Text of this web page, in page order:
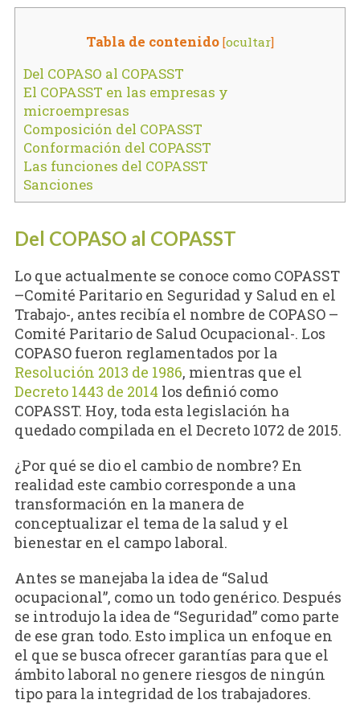
Tabla de contenido [ocultar]
Del COPASO al COPASST
El COPASST en las empresas y
microempresas
Composición del COPASST
Conformación del COPASST
Las funciones del COPASST
Sanciones
Del COPASO al COPASST
Lo que actualmente se conoce como COPASST
–Comité Paritario en Seguridad y Salud en el
Trabajo-, antes recibía el nombre de COPASO –
Comité Paritario de Salud Ocupacional-. Los
COPASO fueron reglamentados por la
Resolución 2013 de 1986, mientras que el
Decreto 1443 de 2014 los definió como
COPASST. Hoy, toda esta legislación ha
quedado compilada en el Decreto 1072 de 2015.
¿Por qué se dio el cambio de nombre? En
realidad este cambio corresponde a una
transformación en la manera de
conceptualizar el tema de la salud y el
bienestar en el campo laboral.
Antes se manejaba la idea de “Salud
ocupacional”, como un todo genérico. Después
se introdujo la idea de “Seguridad” como parte
de ese gran todo. Esto implica un enfoque en
el que se busca ofrecer garantías para que el
ámbito laboral no genere riesgos de ningún
tipo para la integridad de los trabajadores.